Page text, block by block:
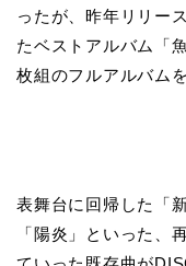
ったが、昨年リリー
たベストアルバム「
枚組のフルアルバム
表舞台に回帰した「
「陽炎」といった、